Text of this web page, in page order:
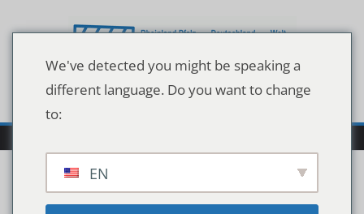
Inhalt
We've detected you might be speaking a
different language. Do you want to change
to:
EN